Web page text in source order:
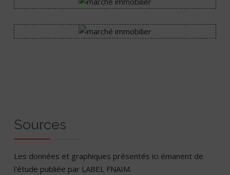
Sources
Les données et graphiques présentés ici émanent de
l'étude publiée par LABEL FNAIM.